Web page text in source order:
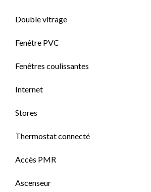
Double vitrage
Fenêtre PVC
Fenêtres coulissantes
Internet
Stores
Thermostat connecté
Accès PMR
Ascenseur